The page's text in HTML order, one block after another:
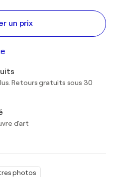
photos
un prix
Retours gratuits sous 30
d'art